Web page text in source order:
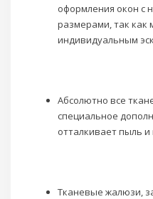
оформления окон с
размерами, так как
индивидуальным
Абсолютно все
специальное
отталкивает пыль и
Тканевые жалюзи,